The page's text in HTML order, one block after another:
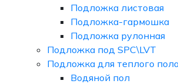
Подложка листовая
Подложка-гармошка
Подложка рулонная
Подложка под SPC\LVT
Подложка для теплого
Водяной пол